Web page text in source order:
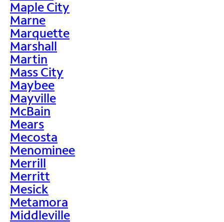
Maple City
Marne
Marquette
Marshall
Martin
Mass City
Maybee
Mayville
McBain
Mears
Mecosta
Menominee
Merrill
Merritt
Mesick
Metamora
Middleville